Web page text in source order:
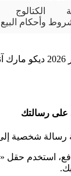
الكتالوج
وأحكام البيع
رسالتك
شخصية إلى
استخدم حقل